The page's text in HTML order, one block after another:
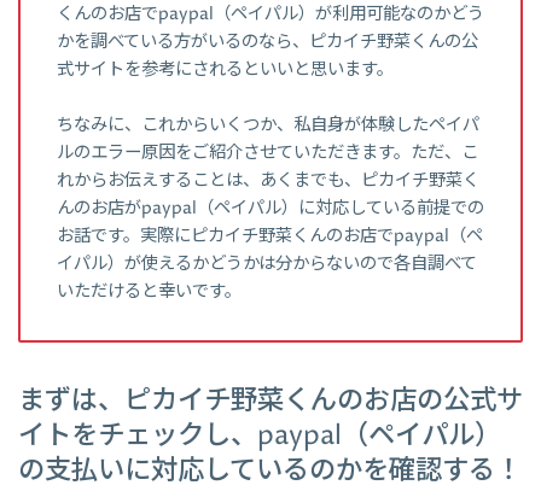
くんのお店でpaypal（ペイパル）が利用可能なのかどう
かを調べている方がいるのなら、ピカイチ野菜くんの公
式サイトを参考にされるといいと思います。
ちなみに、これからいくつか、私自身が体験したペイパ
ルのエラー原因をご紹介させていただきます。ただ、こ
れからお伝えすることは、あくまでも、ピカイチ野菜く
んのお店がpaypal（ペイパル）に対応している前提での
お話です。実際にピカイチ野菜くんのお店でpaypal（ペ
イパル）が使えるかどうかは分からないので各自調べて
いただけると幸いです。
まずは、ピカイチ野菜くんのお店の公式サ
イトをチェックし、paypal（ペイパル）
の支払いに対応しているのかを確認する！